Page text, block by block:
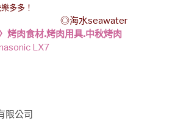
多多！
烤肉食材.烤肉用具.中秋烤肉
LX7
限公司